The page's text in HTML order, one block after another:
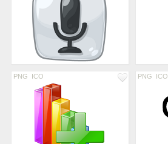
PNG ICO PNG ICO